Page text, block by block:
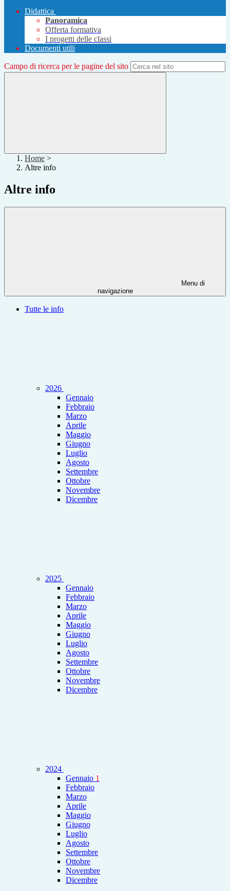
Didattica
Panoramica
Offerta formativa
I progetti delle classi
Documenti utili
Campo di ricerca per le pagine del sito
Home >
Altre info
Altre info
Menu di
navigazione
Tutte le info
2026
Gennaio
Febbraio
Marzo
Aprile
Maggio
Giugno
Luglio
Agosto
Settembre
Ottobre
Novembre
Dicembre
2025
Gennaio
Febbraio
Marzo
Aprile
Maggio
Giugno
Luglio
Agosto
Settembre
Ottobre
Novembre
Dicembre
2024
Gennaio 1
Febbraio
Marzo
Aprile
Maggio
Giugno
Luglio
Agosto
Settembre
Ottobre
Novembre
Dicembre